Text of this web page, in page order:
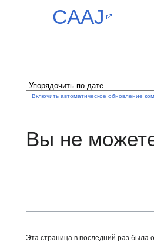
CAAJ
Включить автоматическое обновление
Вы не
Эта страница в последний раз была